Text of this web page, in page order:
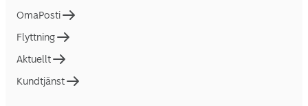
OmaPosti
Flyttning
Aktuellt
Kundtjänst